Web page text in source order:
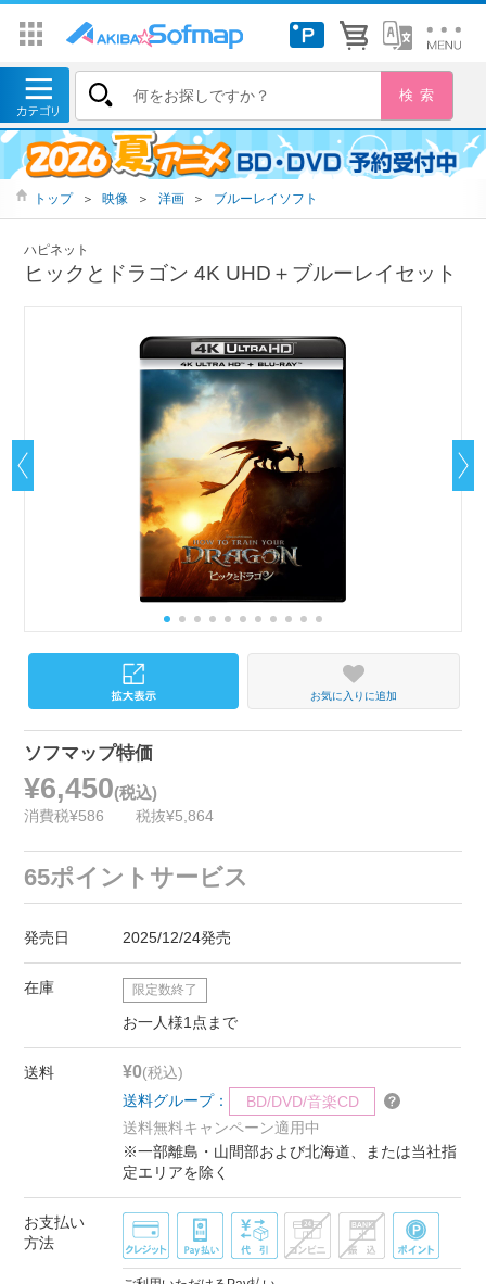
トップ ＞ 映像 ＞ 洋画 ＞ ブルーレイソフト
ハピネット
ヒックとドラゴン 4K UHD＋ブルーレイセット
お気に入りに追加
ソフマップ特価
¥6,450(税込)
消費税¥586 税抜¥5,864
65ポイントサービス
発売日 2025/12/24発売
在庫 限定数終了
お一人様1点まで
送料 ¥0(税込)
送料グループ：
BD/DVD/音楽CD
送料無料キャンペーン適用中
※一部離島・山間部および北海道、または当社指
定エリアを除く
お支払い
方法